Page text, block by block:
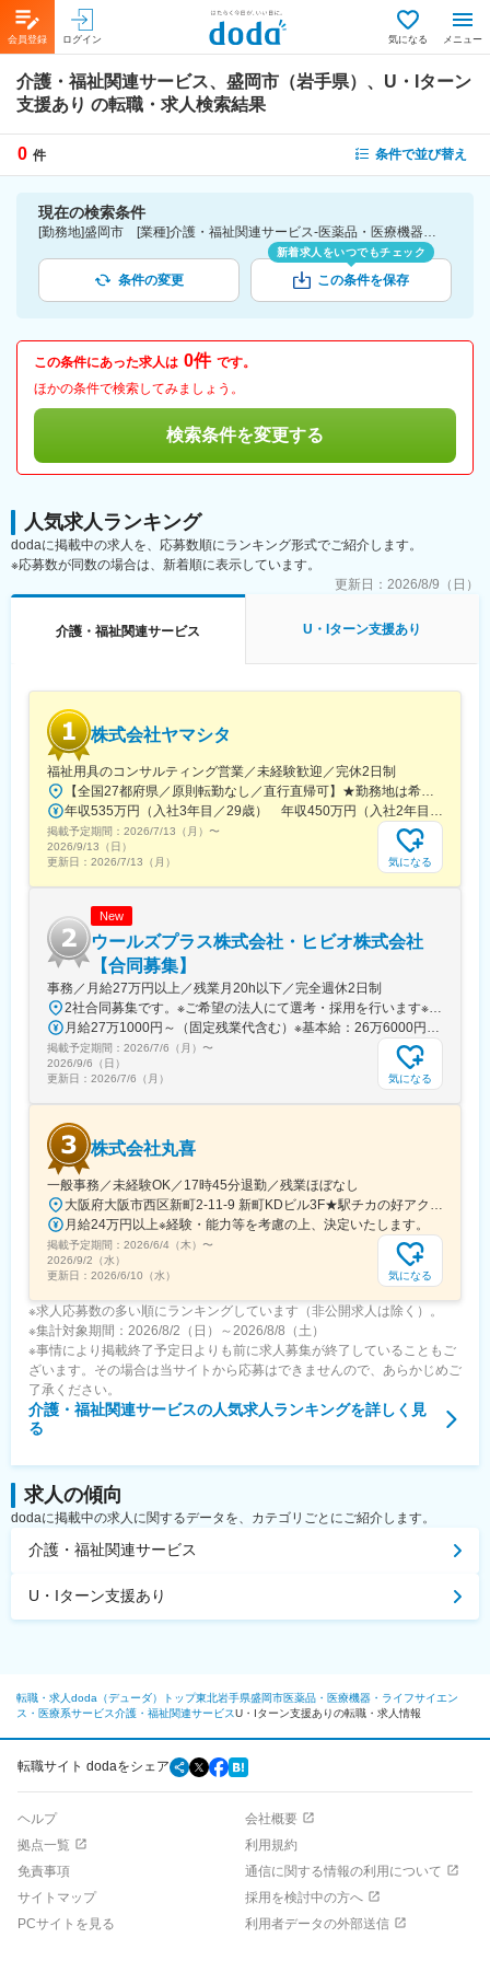
会員登録 ログイン 気になる メニュー
介護・福祉関連サービス、盛岡市（岩手県）、U・Iターン
支援あり の転職・求人検索結果
0 件 条件で並び替え
現在の検索条件
[勤務地]盛岡市 [業種]介護・福祉関連サービス-医薬品・医療機器・ライフサイエンス・医療系サービス [詳細条件](待遇・福利厚生)U・Iターン支援あり
条件の変更
新着求人をいつでもチェック
この条件を保存
この条件にあった求人は 0件 です。
ほかの条件で検索してみましょう。
検索条件を変更する
人気求人ランキング
dodaに掲載中の求人を、応募数順にランキング形式でご紹介します。
※応募数が同数の場合は、新着順に表示しています。
更新日： 2026/8/9（日）
介護・福祉関連サービス U・Iターン支援あり
株式会社ヤマシタ
福祉用具のコンサルティング営業／未経験歓迎／完休2日制
【全国27都府県／原則転勤なし／直行直帰可】★勤務地は希望を考慮★拠点により車通勤OK※充足状況により、ご希望の勤務地での募集が終了している場合があります。※転居を伴う転勤の有無は、半年ごとに希望を伺い、選択いただけます。■東北■・宮城県（仙台市）■関東■・東京都（東京23区など）・神奈川県（横浜市など）・埼玉県（さいたま市など）・千葉県（千葉市など）・茨城県（水戸市）・栃木県（宇都宮市／足利市）・群馬県（前橋市）■東海■・愛知県（名古屋市／豊田市／豊橋市／小牧市）・静岡県（静岡市／浜松市／沼津市／焼津市／富士市）・岐阜県（岐阜市）・三重県（四日市市）■信越・北陸■・長野県（長野市）・山梨県（甲府市）・石川県（金沢市）・富山県（富山市）・福井県（福井市）■関西■・大阪府・兵庫県（神戸市／尼崎市／姫路市）・京都府（京都市）・奈良県（奈良市／天理市）・滋賀県（大津市／彦根市）・和歌山県（和歌山市／田辺市）■中国■・広島県（広島市）・岡山県（岡山市）■四国■・香川県（高松市）■九州■・福岡県（福岡市）
年収535万円（入社3年目／29歳） 年収450万円（入社2年目／26歳）
掲載予定期間： 2026/7/13（月） 〜
2026/9/13（日）
更新日： 2026/7/13（月） 気になる
New
ウールズプラス株式会社・ヒビオ株式会社
【合同募集】
事務／月給27万円以上／残業月20h以下／完全週休2日制
2社合同募集です。※ご希望の法人にて選考・採用を行います※配属先については、入社された法人内でご希望を考慮の上決定します大阪府大阪市北区西天満2-10-2 幸田ビル5階※ウールズプラス株式会社、ヒビオ株式会社ともに上記住所での勤務となります※オフィス内禁煙＜各社共通＞
月給27万1000円～（固定残業代含む）※基本給：26万6000円～※固定残業代は、時間外労働の有無に関わらず月2.45時間分を、一律5000円支給※上記を超える時間外労働分は追加で支給＜各社共通＞
掲載予定期間： 2026/7/6（月） 〜
2026/9/6（日）
更新日： 2026/7/6（月） 気になる
株式会社丸喜
一般事務／未経験OK／17時45分退勤／残業ほぼなし
大阪府大阪市西区新町2-11-9 新町KDビル3F★駅チカの好アクセス！飲食店も豊富な人気エリアです♪★自転車通勤も可能【詳細・交通】■『西大橋駅』より徒歩4分■『西長堀駅』・『四ツ橋駅』より徒歩6分■『阿波座駅』より徒歩9分■『本町駅』・『心斎橋駅』より徒歩11分
月給24万円以上※経験・能力等を考慮の上、決定いたします。
掲載予定期間： 2026/6/4（木） 〜
2026/9/2（水）
更新日： 2026/6/10（水） 気になる
※求人応募数の多い順にランキングしています（非公開求人は除く）。
※集計対象期間：2026/8/2（日）～2026/8/8（土）
※事情により掲載終了予定日よりも前に求人募集が終了していることもご
ざいます。その場合は当サイトから応募はできませんので、あらかじめご
了承ください。
介護・福祉関連サービスの人気求人ランキングを詳しく見
る
求人の傾向
dodaに掲載中の求人に関するデータを、カテゴリごとにご紹介します。
介護・福祉関連サービス
U・Iターン支援あり
転職・求人doda（デューダ）トップ東北岩手県盛岡市医薬品・医療機器・ライフサイエン
ス・医療系サービス介護・福祉関連サービスU・Iターン支援ありの転職・求人情報
転職サイト dodaをシェア
ヘルプ
会社概要
拠点一覧
利用規約
免責事項
通信に関する情報の利用について
サイトマップ
採用を検討中の方へ
PCサイトを見る
利用者データの外部送信